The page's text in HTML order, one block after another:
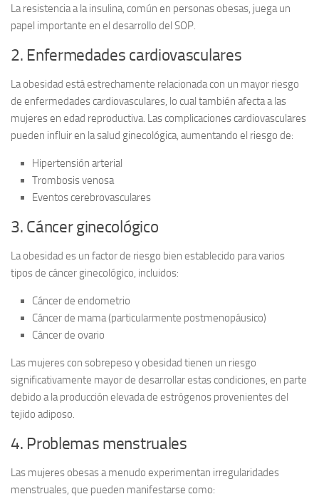
La resistencia a la insulina, común en personas obesas, juega un
papel importante en el desarrollo del SOP.
2. Enfermedades cardiovasculares
La obesidad está estrechamente relacionada con un mayor riesgo
de enfermedades cardiovasculares, lo cual también afecta a las
mujeres en edad reproductiva. Las complicaciones cardiovasculares
pueden influir en la salud ginecológica, aumentando el riesgo de:
Hipertensión arterial
Trombosis venosa
Eventos cerebrovasculares
3. Cáncer ginecológico
La obesidad es un factor de riesgo bien establecido para varios
tipos de cáncer ginecológico, incluidos:
Cáncer de endometrio
Cáncer de mama (particularmente postmenopáusico)
Cáncer de ovario
Las mujeres con sobrepeso y obesidad tienen un riesgo
significativamente mayor de desarrollar estas condiciones, en parte
debido a la producción elevada de estrógenos provenientes del
tejido adiposo.
4. Problemas menstruales
Las mujeres obesas a menudo experimentan irregularidades
menstruales, que pueden manifestarse como: